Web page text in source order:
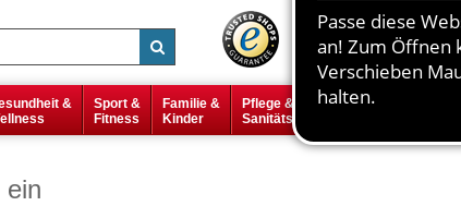
Hilfe Kontakt
&
Sport &
Fitness
Familie &
Kinder
Pflege &
Sanitätsbedarf
Diabetes
ein